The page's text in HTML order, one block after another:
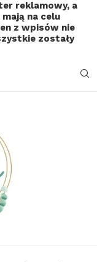
reklamowy, a
na celu
z wpisów nie
zostały